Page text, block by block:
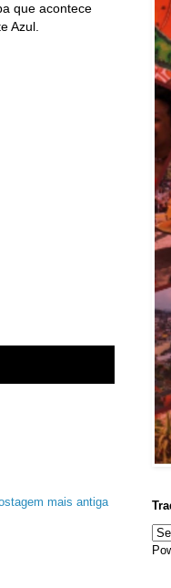
que acontece
Azul.
mais antiga